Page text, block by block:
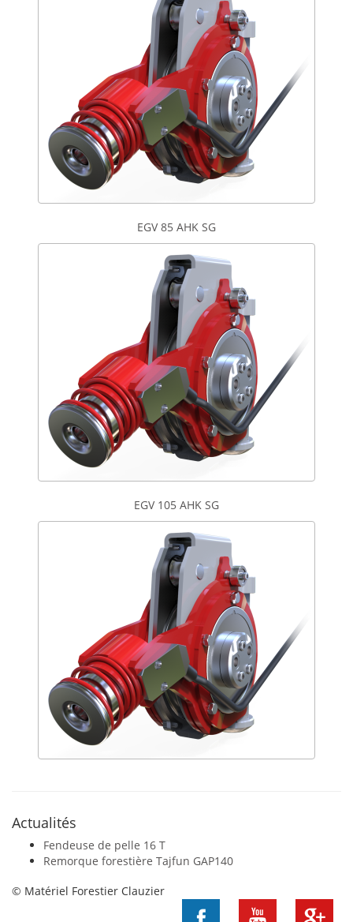
EGV 85 AHK SG
EGV 105 AHK SG
Actualités
Fendeuse de pelle 16 T
Remorque forestière Tajfun GAP140
© Matériel Forestier Clauzier